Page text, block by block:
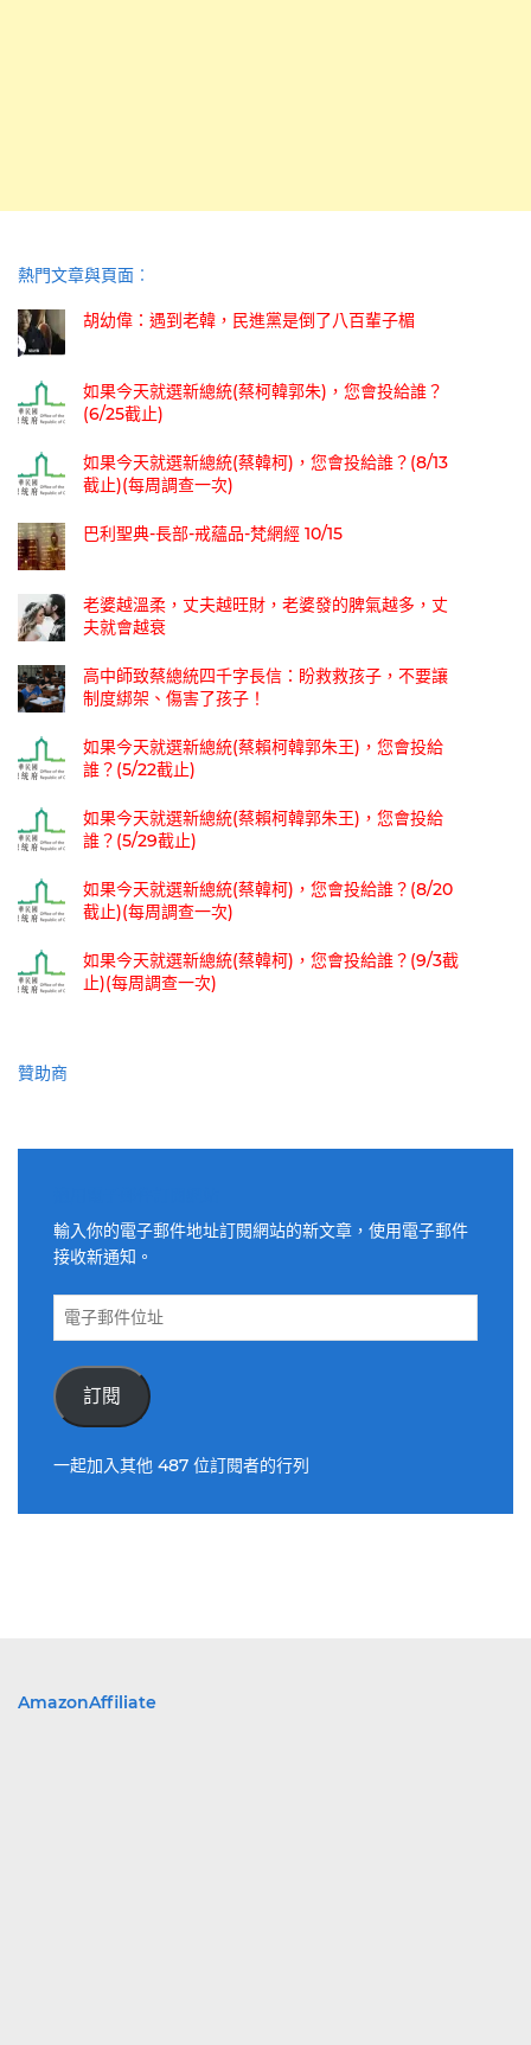
熱門文章與頁面︰
胡幼偉：遇到老韓，民進黨是倒了八百輩子楣
如果今天就選新總統(蔡柯韓郭朱)，您會投給誰？
(6/25截止)
如果今天就選新總統(蔡韓柯)，您會投給誰？(8/13
截止)(每周調查一次)
巴利聖典-長部-戒蘊品-梵網經 10/15
老婆越溫柔，丈夫越旺財，老婆發的脾氣越多，丈
夫就會越衰
高中師致蔡總統四千字長信：盼救救孩子，不要讓
制度綁架、傷害了孩子！
如果今天就選新總統(蔡賴柯韓郭朱王)，您會投給
誰？(5/22截止)
如果今天就選新總統(蔡賴柯韓郭朱王)，您會投給
誰？(5/29截止)
如果今天就選新總統(蔡韓柯)，您會投給誰？(8/20
截止)(每周調查一次)
如果今天就選新總統(蔡韓柯)，您會投給誰？(9/3截
止)(每周調查一次)
贊助商
輸入你的電子郵件地址訂閱網站的新文章，使用電子郵件
接收新通知。
電
件
位
訂閱
一起加入其他 487 位訂閱者的行列
AmazonAffiliate